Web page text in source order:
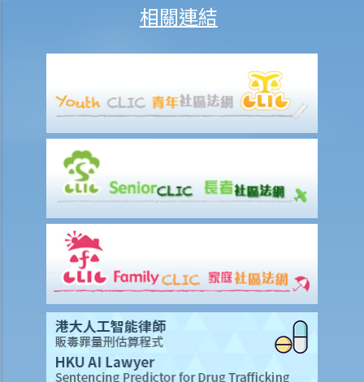
僱傭合約內之條款」的問題，我怎樣保障自己的權利？
5. 我簽署接受聘用信後，如果在開始上班日期之前打算反口，是否需要
給予通知期或支付代通知金？
3. 僱主是否有法律義務在僱傭關係結束後向僱員提供推薦信？ 他們在草
擬該信的過程中是否有小心謹慎的責任？
2. 如果前僱員濫用機密資料，用作開展競爭生意，僱主可以做什麼？
4. 終止僱傭合約的通知期可否包括法定的年假或產假？
7. 在暫停僱用期，我身為僱主需要付工資嗎？
1. 僱主於何時需要向其僱員支付遣散費？
2. 僱主於何時需要向其僱員支付長期服務金？
3. 我將會終止其中一名僱員之僱傭合約。我可否利用過往對該僱員之強
積金供款以抵銷部分遣散費或長期服務金？
4. 我的僱員辭職及其最後僱傭日期為九月三十日。他有十天未用的年
假。假如他由九月二十一日至三十日連續放十天年假作為他離職前休
假，我應何時向他發放終止合約款項?
相關連結